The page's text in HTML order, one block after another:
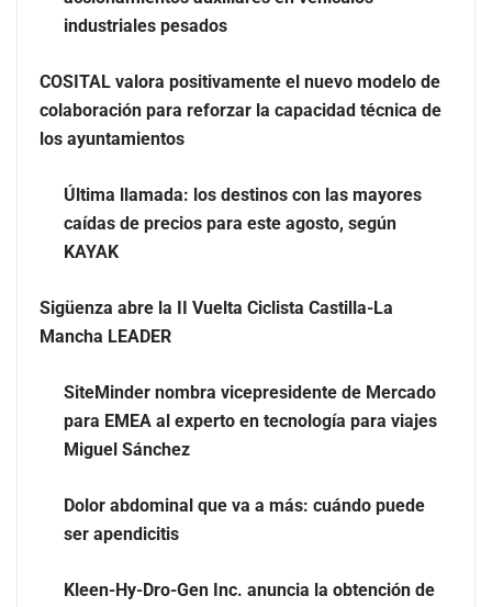
conectando lonjas con establecimientos
industriales pesados
COSITAL valora positivamente el nuevo modelo de
colaboración para reforzar la capacidad técnica de
los ayuntamientos
Última llamada: los destinos con las mayores
caídas de precios para este agosto, según
KAYAK
Sigüenza abre la II Vuelta Ciclista Castilla-La
Mancha LEADER
SiteMinder nombra vicepresidente de Mercado
para EMEA al experto en tecnología para viajes
Miguel Sánchez
Dolor abdominal que va a más: cuándo puede
ser apendicitis
Kleen-Hy-Dro-Gen Inc. anuncia la obtención de